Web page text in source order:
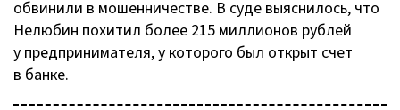
обвинили в мошенничестве. В суде выяснилось, что
Нелюбин похитил более 215 миллионов рублей
у предпринимателя, у которого был открыт счет
в банке.